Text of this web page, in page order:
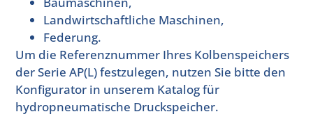
Landwirtschaftliche Maschinen,
Federung.
Um die Referenznummer Ihres Kolbenspeichers
der Serie AP(L) festzulegen, nutzen Sie bitte den
Konfigurator in unserem Katalog für
hydropneumatische Druckspeicher.